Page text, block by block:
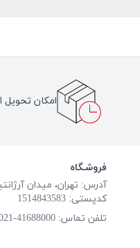
امکان
فروشـگاه
آدرس: تهران، میدان آرژانتین،
کدپستی: 1514843583
تلفن تماس: 41688000-021